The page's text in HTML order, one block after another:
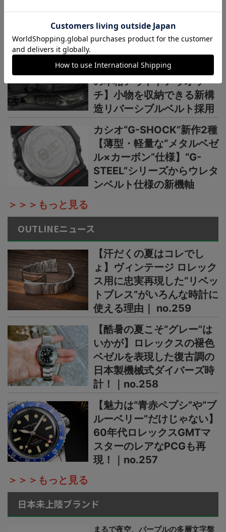
カラーシリーズ
国産時計“カシオ”プロトレ
ック新作【シリーズ最軽量
の本格アウトドアウオッ
チ】小物を収納できる新構
造リバーシブルベルト採用
カシオ“G-SHOCK”新作2種
【薄型・軽量な“メタルベゼ
ル×カーボン”仕様】“G-
STEEL”シリーズからウレタ
ンベルト仕様の新機軸
＞＞＞もっと見る
OUTLINEニュース
【汗だくの夏はコレでし
ょ】ヴィンテージ ロレック
ス用に忠実再現した“リベッ
トブレス”がいろんな時計に
使える理由｜ no.259
【酷暑の夏こそ“グレー”は
いかが】ロレックスの褪色
ベゼルを表現した復古調の
日本製機械式ダイバーズ時
計！｜no.258
【魅力は“青赤ペプシ”や“ブ
ルーベリー”だけじゃない】
60年代ロレックスGMTマ
スターのレアなPCGも再
現！｜no.257
＞＞＞もっと見る
日本未上陸ブランド
まるで夜空、パープルの多層文字盤